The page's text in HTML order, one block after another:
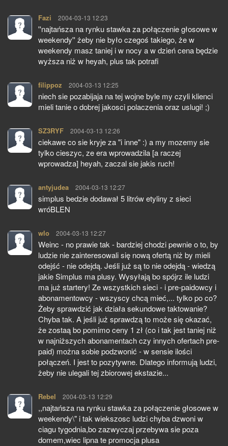
Fazi pisze:
2004-03-13 12:23
''najtańsza na rynku stawka za połączenie głosowe w
weekendy'' żeby nie było czegoś takiego, że w
weekendy masz taniej i w nocy a w dzień cena będzie
wyższa niż w heyah, plus tak potrafi
filippoz pisze:
2004-03-13 12:25
niech sie pozabijaja na tej wojne byle my czyli klienci
mieli tanie o dobrej jakosci polaczenia oraz uslugi! ;)
SZ3RYF pisze:
2004-03-13 12:26
ciekawe co sie kryje za "i inne" :) a my mozemy sie
tylko cieszyc, ze era wprowadzila [a raczej
wprowadza] heyah, zaczal sie jakis ruch!
antyjudea pisze:
2004-03-13 12:27
simplus bedzie dodawał 5 litrów etyliny z sieci
wróBLEN
wlo pisze:
2004-03-13 12:27
Weinc - no prawie tak - bardziej chodzi pewnie o to, by
ludzie nie zainteresowali się nową ofertą niż by mieli
odejść - nie odejdą. Jeśli już są to nie odejdą - wiedzą
jakie Simplus ma plusy. Wysyłają bo spójrz ile ludzi
ma już startery! Ze wszystkich sieci - i pre-paidowcy i
abonamentowcy - wszyscy chcą mieć,... tylko po co?
Żeby sprawdzić jak działa sekundowe taktowanie?
Chyba tak. A jeśli już sprawdzą to może się okazać,
że zostaą bo pomimo ceny 1 zł (co i tak jest taniej niż
w najniższych abonamentach czy innych ofertach pre-
paid) można sobie podzwonić - w sensie ilości
połączeń. I jest to pozytywne. Dlatego informują ludzi,
żeby nie ulegali tej zbiorowej ekstazie...
Rebel pisze:
2004-03-13 12:29
,,najtańsza na rynku stawka za połączenie głosowe w
weekendy\" i tak wiekszosc ludzi chyba dzwoni w
ciagu tygodnia,bo zazwyczaj przebywa sie poza
domem,wiec lipna te promocja plusa